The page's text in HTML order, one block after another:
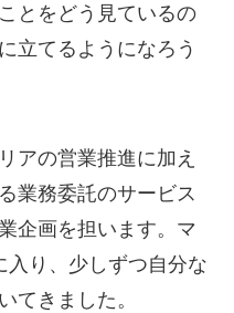
とをどう見ているの
立てるようになろう
アの営業推進に加え
業務委託のサービス
企画を担います。マ
入り、少しずつ自分な
てきました。